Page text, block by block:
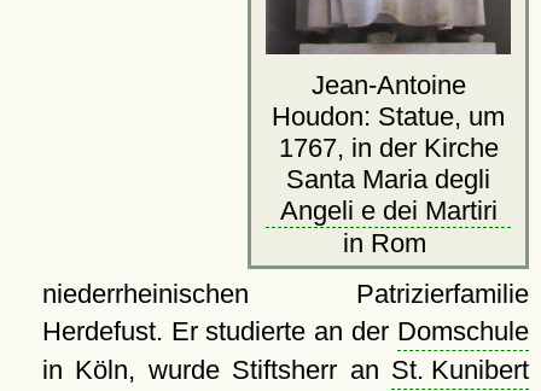
Jean-Antoine
Houdon: Statue, um
1767, in der Kirche
Santa Maria degli
Angeli e dei Martiri
in Rom
niederrheinischen Patrizierfamilie
Herdefust. Er studierte an der Domschule
in Köln, wurde Stiftsherr an St. Kunibert